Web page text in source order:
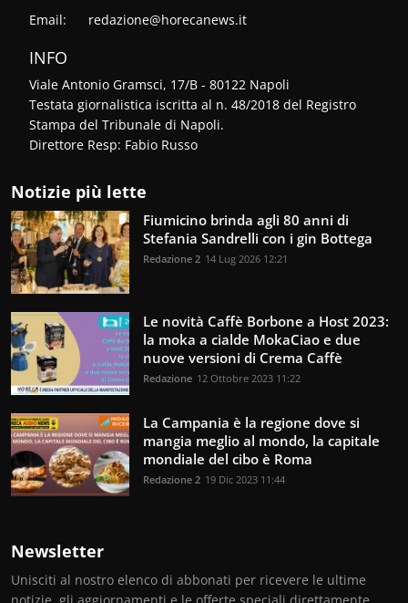
Email: redazione@horecanews.it
INFO
Viale Antonio Gramsci, 17/B - 80122 Napoli
Testata giornalistica iscritta al n. 48/2018 del Registro
Stampa del Tribunale di Napoli.
Direttore Resp: Fabio Russo
Notizie più lette
Fiumicino brinda agli 80 anni di
Stefania Sandrelli con i gin Bottega
Redazione 2 14 Lug 2026 12:21
Le novità Caffè Borbone a Host 2023:
la moka a cialde MokaCiao e due
nuove versioni di Crema Caffè
Redazione 12 Ottobre 2023 11:22
La Campania è la regione dove si
mangia meglio al mondo, la capitale
mondiale del cibo è Roma
Redazione 2 19 Dic 2023 11:44
Newsletter
Unisciti al nostro elenco di abbonati per ricevere le ultime